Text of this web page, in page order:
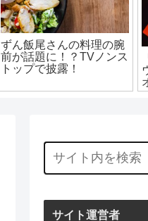
ポイントサイトで副業初
心者でも出来るやり方を
解説します！
サイト運営者